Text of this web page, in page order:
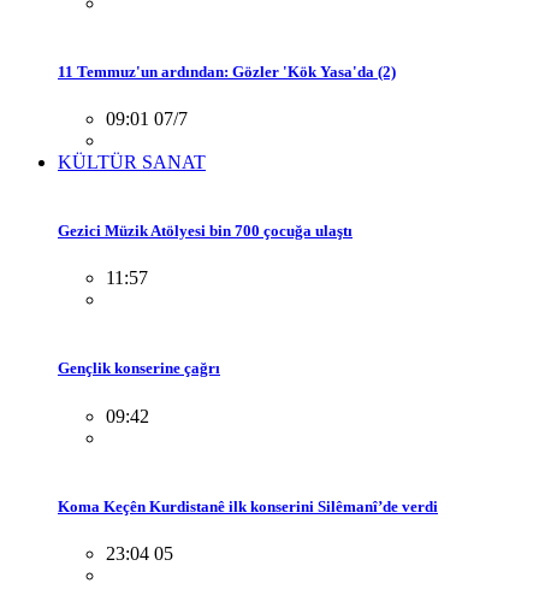
11 Temmuz'un ardından: Gözler 'Kök Yasa'da (2)
09:01 07/7
KÜLTÜR SANAT
Gezici Müzik Atölyesi bin 700 çocuğa ulaştı
11:57
Gençlik konserine çağrı
09:42
Koma Keçên Kurdistanê ilk konserini Silêmanî’de verdi
23:04 05